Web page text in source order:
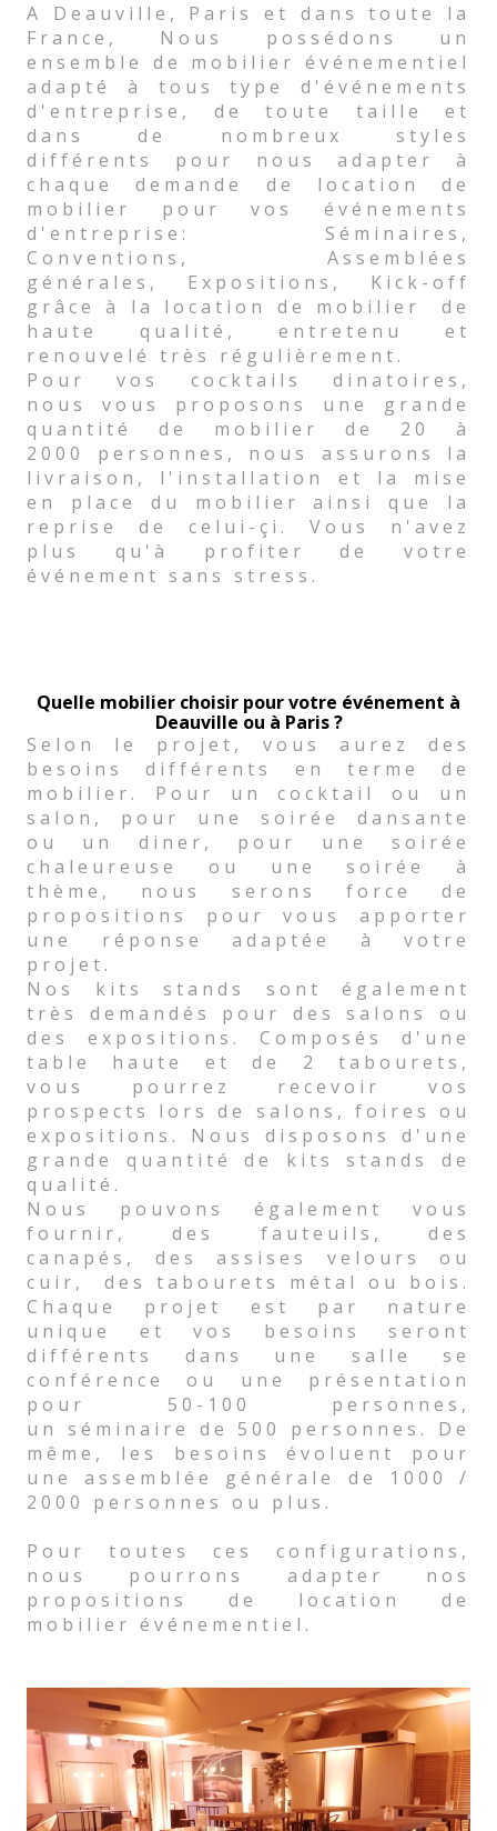
A Deauville, Paris et dans toute la
France, Nous possédons un
ensemble de mobilier événementiel
adapté à tous type d'événements
d'entreprise, de toute taille et
dans de nombreux styles
différents pour nous adapter à
chaque demande de location de
mobilier pour vos événements
d'entreprise: Séminaires,
Conventions, Assemblées
générales, Expositions, Kick-off
grâce à la location de mobilier de
haute qualité, entretenu et
renouvelé très régulièrement.
Pour vos cocktails dinatoires,
nous vous proposons une grande
quantité de mobilier de 20 à
2000 personnes, nous assurons la
livraison, l'installation et la mise
en place du mobilier ainsi que la
reprise de celui-çi. Vous n'avez
plus qu'à profiter de votre
événement sans stress.
Quelle mobilier choisir pour votre événement à
Deauville ou à Paris ?
Selon le projet, vous aurez des
besoins différents en terme de
mobilier. Pour un cocktail ou un
salon, pour une soirée dansante
ou un diner, pour une soirée
chaleureuse ou une soirée à
thème, nous serons force de
propositions pour vous apporter
une réponse adaptée à votre
projet.
Nos kits stands sont également
très demandés pour des salons ou
des expositions. Composés d'une
table haute et de 2 tabourets,
vous pourrez recevoir vos
prospects lors de salons, foires ou
expositions. Nous disposons d'une
grande quantité de kits stands de
qualité.
Nous pouvons également vous
fournir, des fauteuils, des
canapés, des assises velours ou
cuir, des tabourets métal ou bois.
Chaque projet est par nature
unique et vos besoins seront
différents dans une salle se
conférence ou une présentation
pour 50-100 personnes,
un séminaire de 500 personnes. De
même, les besoins évoluent pour
une assemblée générale de 1000 /
2000 personnes ou plus.
Pour toutes ces configurations,
nous pourrons adapter nos
propositions de location de
mobilier événementiel.